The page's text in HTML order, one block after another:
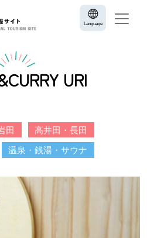
Language
URI
田 高井田・長田
温泉・銭湯・サウナ